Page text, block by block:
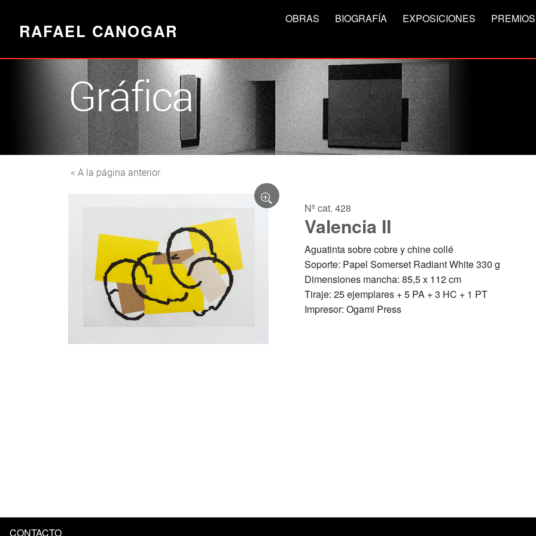
RAFAEL CANOGAR
OBRAS BIOGRAFÍA EXPOSICIONES PREMIOS
Gráfica
< A la página anterior
Nº cat. 428
Valencia II
Aguatinta sobre cobre y chine collé
Soporte: Papel Somerset Radiant White 330 g
Dimensiones mancha: 85,5 x 112 cm
Tiraje: 25 ejemplares + 5 PA + 3 HC + 1 PT
Impresor: Ogami Press
CONTACTO